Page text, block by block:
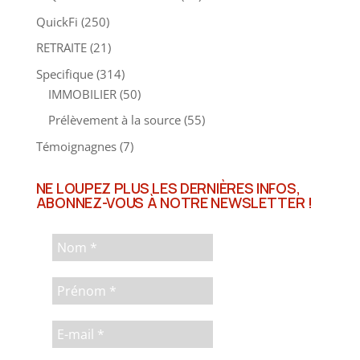
QuickFi (250)
RETRAITE(21)
Specifique(314)
IMMOBILIER(50)
Prélèvement à la source(55)
Témoignagnes(7)
NE LOUPEZ PLUS LES DERNIÈRES INFOS,
ABONNEZ-VOUS À NOTRE NEWSLETTER !